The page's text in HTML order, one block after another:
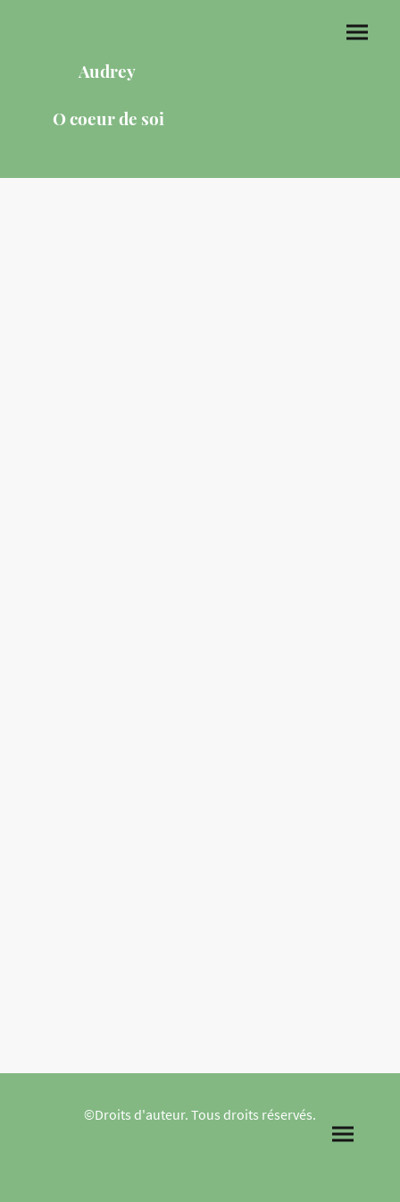
Audrey
O coeur de soi
©Droits d'auteur. Tous droits réservés.